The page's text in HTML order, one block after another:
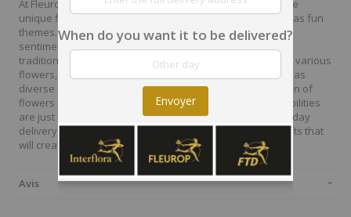
At Fleurop, our skilled floral designers endeavour to create
unique floral designs, with imaginative, thoughtful as well as fun
themes. Each bouquet is personally crafted to conjure the
sentiments you want to convey with the flowers. From a
traditional bouquet of red roses to modern assortment of various
flowers, now it is easier to send different flowers that are as
diverse as your expressions. Choose from a vast collection of
flowers and gift baskets for delivery at Fleurop, the possibilities
are just endless. Surprise your loved ones with the same day
delivery of fresh flowers arrangements and wonderful gifts that
will create memories to last a lifetime.
Avis
When do you want it to be delivered?
Envoyer